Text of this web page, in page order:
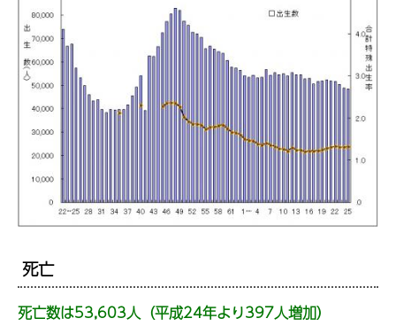
死亡
死亡数は53,603人（平成24年より397人増加）